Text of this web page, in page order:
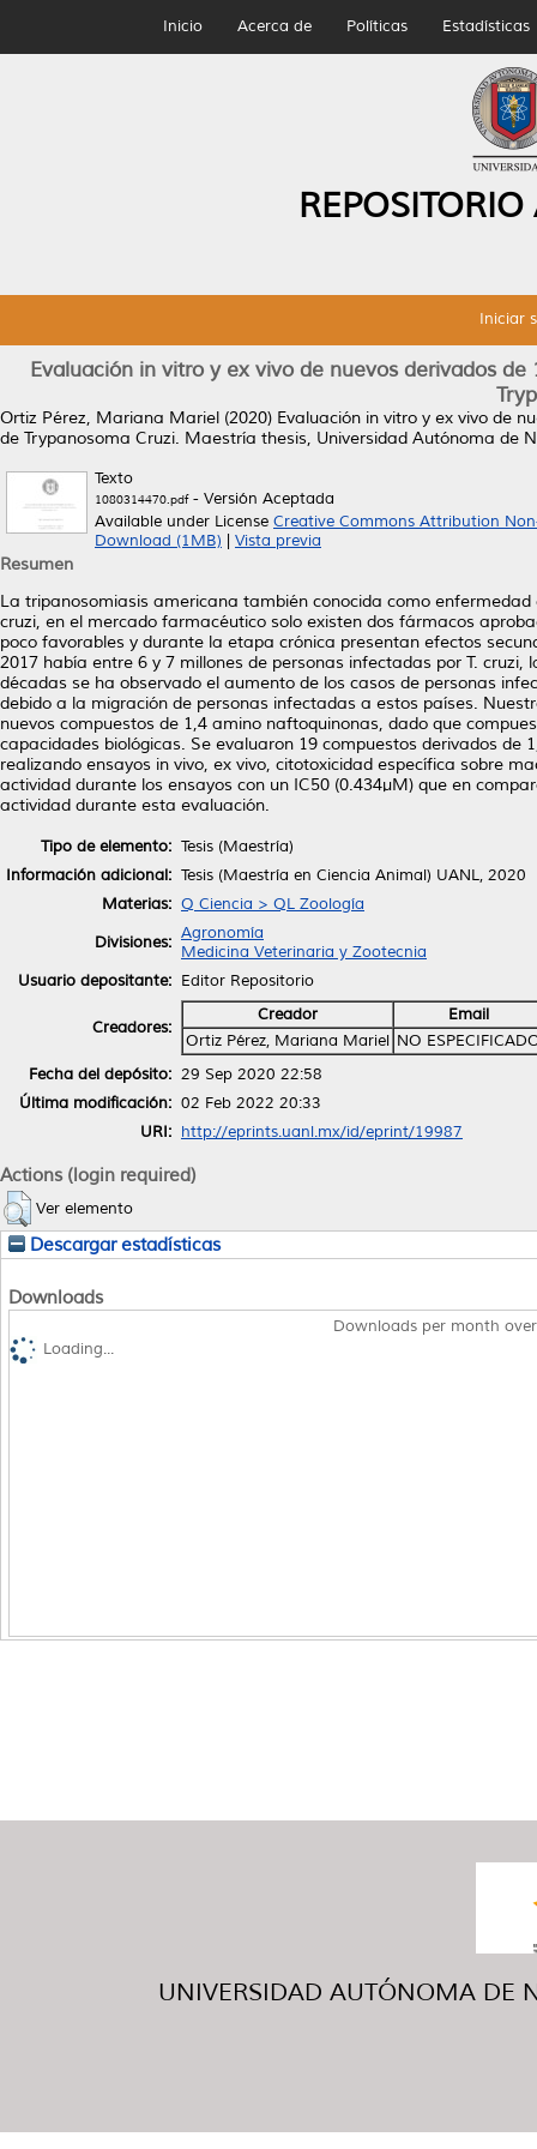
Inicio Acerca de Políticas Estadísticas
Iniciar
Evaluación in vitro y ex vivo de nuevos derivados
Ortiz Pérez, Mariana Mariel (2020) Evaluación in vitro y ex vivo de
de Trypanosoma Cruzi. Maestría thesis, Universidad Autónoma de
Texto
1080314470.pdf- Versión Aceptada
Available under License Creative Commons Attribution
Download (1MB)
Vista previa
Resumen
La tripanosomiasis americana también conocida como
cruzi, en el mercado farmacéutico solo existen dos fármacos
poco favorables y durante la etapa crónica presentan efectos
2017 había entre 6 y 7 millones de personas infectadas por T.
décadas se ha observado el aumento de los casos de personas
debido a la migración de personas infectadas a estos países.
nuevos compuestos de 1,4 amino naftoquinonas, dado que
capacidades biológicas. Se evaluaron 19 compuestos derivados
realizando ensayos in vivo, ex vivo, citotoxicidad específica sobre
actividad durante los ensayos con un IC50 (0.434µM) que en
actividad durante esta evaluación.
Tipo de elemento: Tesis (Maestría)
Información adicional: Tesis (Maestría en Ciencia Animal) UANL, 2020
Materias: Q Ciencia > QL Zoología
Divisiones: Agronomía
Medicina Veterinaria y Zootecnia
Usuario depositante: Editor Repositorio
Creadores:
Creador
Email
Ortiz Pérez, Mariana Mariel NO
Fecha del depósito: 29 Sep 2020 22:58
Última modificación: 02 Feb 2022 20:33
URI: http://eprints.uanl.mx/id/eprint/19987
Actions (login required)
Ver elemento
Descargar estadísticas
Downloads
Downloads per month
Loading...
UNIVERSIDAD AUTÓNOMA DE